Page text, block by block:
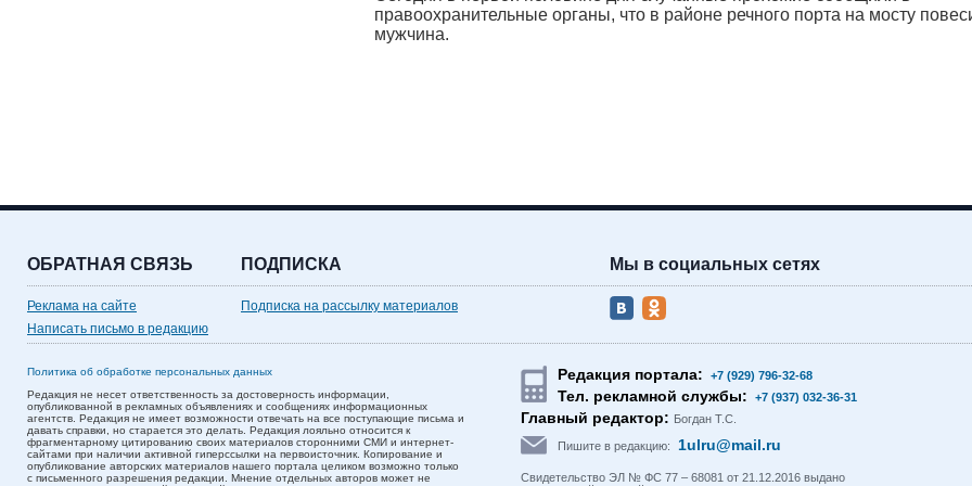
правоохранительные органы, что в районе речного порта на мосту
мужчина.
ОБРАТНАЯ СВЯЗЬ
Реклама на сайте
Написать письмо в редакцию
ПОДПИСКА
Подписка на рассылку материалов
Мы в социальных сетях
Политика об обработке персональных данных
Редакция не несет ответственность за достоверность информации,
опубликованной в рекламных объявлениях и сообщениях информационных
агентств. Редакция не имеет возможности отвечать на все поступающие письма и
давать справки, но старается это делать. Редакция лояльно относится к
фрагментарному цитированию своих материалов сторонними СМИ и интернет-
сайтами при наличии активной гиперссылки на первоисточник. Копирование и
опубликование авторских материалов нашего портала целиком возможно только
с письменного разрешения редакции. Мнение отдельных авторов может не
Редакция портала: +7 (929) 796-32-68
Тел. рекламной службы: +7 (937) 032-36-31
Главный редактор: Богдан Т.С.
Пишите в редакцию: 1ulru@mail.ru
Свидетельство ЭЛ № ФС 77 – 68081 от 21.12.2016 выдано